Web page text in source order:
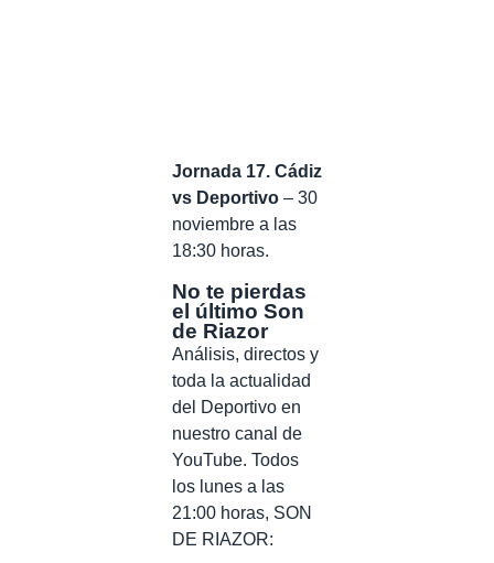
Jornada 17. Cádiz
vs Deportivo – 30
noviembre a las
18:30 horas.
No te pierdas
el último Son
de Riazor
Análisis, directos y
toda la actualidad
del Deportivo en
nuestro canal de
YouTube. Todos
los lunes a las
21:00 horas, SON
DE RIAZOR: